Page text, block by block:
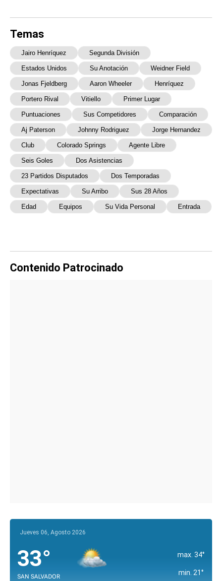
Temas
Jairo Henríquez Segunda División
Estados Unidos Su Anotación Weidner Field
Jonas Fjeldberg Aaron Wheeler Henríquez
Portero Rival Vitiello Primer Lugar
Puntuaciones Sus Competidores Comparación
Aj Paterson Johnny Rodriguez Jorge Hernandez
Club Colorado Springs Agente Libre
Seis Goles Dos Asistencias
23 Partidos Disputados Dos Temporadas
Expectativas Su Arribo Sus 28 Años
Edad Equipos Su Vida Personal Entrada
Contenido Patrocinado
Jueves 06, Agosto 2026
33°
SAN SALVADOR
max. 34°
min. 21°